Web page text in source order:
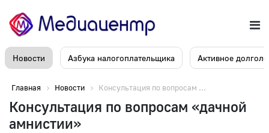
Новости Азбука налогоплательщика Активное
Главная Новости Консультация по вопросам ...
Консультация по вопросам «дачной
амнистии»